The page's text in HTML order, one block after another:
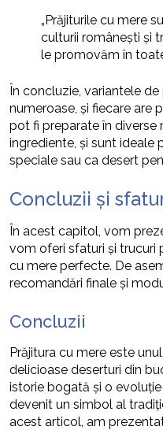
„Prăjiturile cu mere
culturii românești și
le promovăm în
În concluzie, variantele
numeroase, și fiecare are
pot fi preparate în diverse
ingrediente, și sunt ideale
speciale sau ca desert
Concluzii și
În acest capitol, vom
vom oferi sfaturi și trucuri
cu mere perfecte. De
recomandări finale și
Concluzii
Prăjitura cu mere este
delicioase deserturi din
istorie bogată și o
devenit un simbol al
acest articol, am